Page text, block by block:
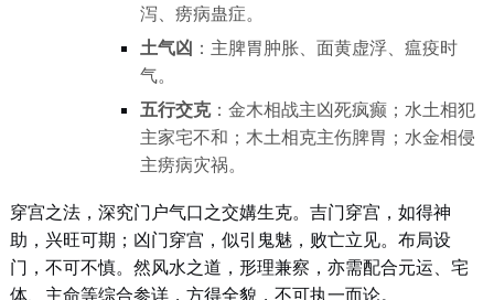
泻、痨病蛊症。
土气凶 ：主脾胃肿胀、面黄虚浮、瘟疫时
气。
五行交克：金木相战主凶死疯癫；水土相犯
主家宅不和；木土相克主伤脾胃；水金相侵
主痨病灾祸。
穿宫之法，深究门户气口之交媾生克。吉门穿宫，如得神
助，兴旺可期；凶门穿宫，似引鬼魅，败亡立见。布局设
门，不可不慎。然风水之道，形理兼察，亦需配合元运、宅
体、主命等综合参详，方得全貌，不可执一而论。